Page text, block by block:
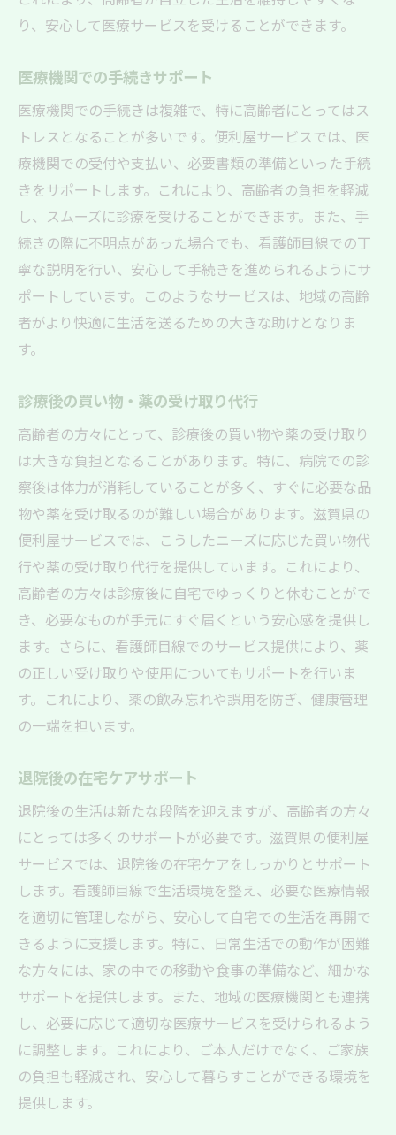
り、安心して医療サービスを受けることができます。
医療機関での手続きサポート
医療機関での手続きは複雑で、特に高齢者にとってはス
トレスとなることが多いです。便利屋サービスでは、医
療機関での受付や支払い、必要書類の準備といった手続
きをサポートします。これにより、高齢者の負担を軽減
し、スムーズに診療を受けることができます。また、手
続きの際に不明点があった場合でも、看護師目線での丁
寧な説明を行い、安心して手続きを進められるようにサ
ポートしています。このようなサービスは、地域の高齢
者がより快適に生活を送るための大きな助けとなりま
す。
診療後の買い物・薬の受け取り代行
高齢者の方々にとって、診療後の買い物や薬の受け取り
は大きな負担となることがあります。特に、病院での診
察後は体力が消耗していることが多く、すぐに必要な品
物や薬を受け取るのが難しい場合があります。滋賀県の
便利屋サービスでは、こうしたニーズに応じた買い物代
行や薬の受け取り代行を提供しています。これにより、
高齢者の方々は診療後に自宅でゆっくりと休むことがで
き、必要なものが手元にすぐ届くという安心感を提供し
ます。さらに、看護師目線でのサービス提供により、薬
の正しい受け取りや使用についてもサポートを行いま
す。これにより、薬の飲み忘れや誤用を防ぎ、健康管理
の一端を担います。
退院後の在宅ケアサポート
退院後の生活は新たな段階を迎えますが、高齢者の方々
にとっては多くのサポートが必要です。滋賀県の便利屋
サービスでは、退院後の在宅ケアをしっかりとサポート
します。看護師目線で生活環境を整え、必要な医療情報
を適切に管理しながら、安心して自宅での生活を再開で
きるように支援します。特に、日常生活での動作が困難
な方々には、家の中での移動や食事の準備など、細かな
サポートを提供します。また、地域の医療機関とも連携
し、必要に応じて適切な医療サービスを受けられるよう
に調整します。これにより、ご本人だけでなく、ご家族
の負担も軽減され、安心して暮らすことができる環境を
提供します。